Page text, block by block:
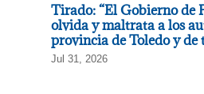
Tirado: “El Gobierno de
olvida y maltrata a los
provincia de Toledo y de
Jul 31, 2026